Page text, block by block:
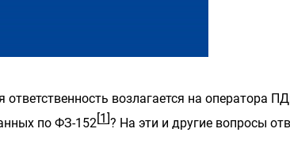
возлагается на оператора
по ФЗ-152[1]? На эти и другие вопросы